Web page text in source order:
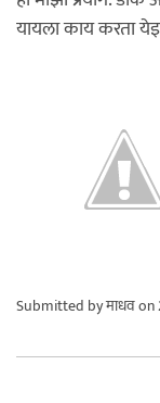
यायला काय करता
Submitted byमाधवon